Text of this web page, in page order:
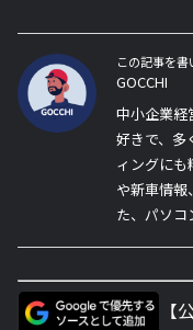
この記事を書
GOCCHI
中小企業経
好きで、多
ィングに
や新車情報
た、パソコ
【